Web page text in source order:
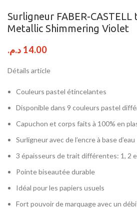
Surligneur FABER-
Metallic Shimmering Violet
14.00 د.م.
Détails article
Couleurs pastel étincelantes
Disponible dans 9 couleurs pastel
Capuchon et corps faits à 100% en
Surligneur avec de l’encre à base d’eau
3 épaisseurs de trait différentes: 1, 2
Pointe biseautée durable
Idéal pour les papiers usuels
Fort pouvoir de marquage avec un